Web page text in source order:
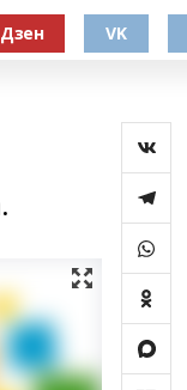
Дзен VK